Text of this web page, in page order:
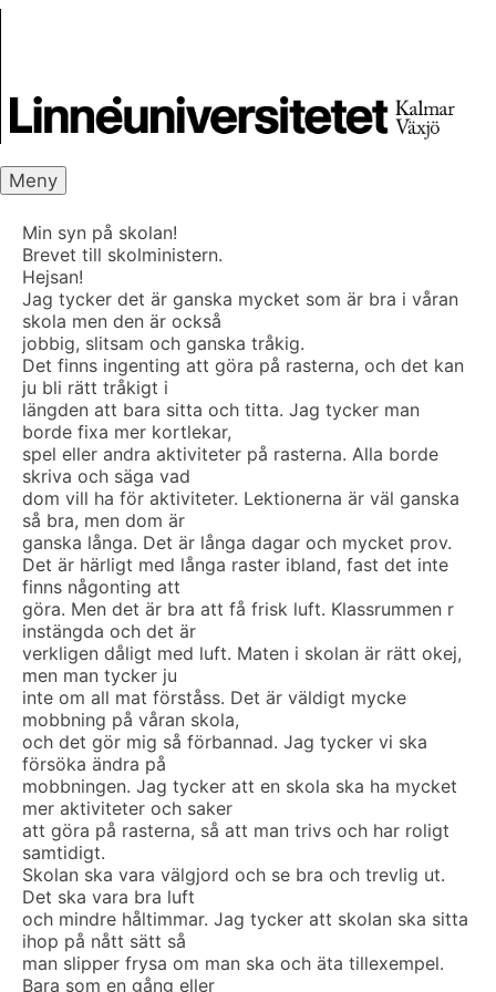
Meny
Min syn på skolan!
Brevet till skolministern.
Hejsan!
Jag tycker det är ganska mycket som är bra i våran
skola men den är också
jobbig, slitsam och ganska tråkig.
Det finns ingenting att göra på rasterna, och det kan
ju bli rätt tråkigt i
längden att bara sitta och titta. Jag tycker man
borde fixa mer kortlekar,
spel eller andra aktiviteter på rasterna. Alla borde
skriva och säga vad
dom vill ha för aktiviteter. Lektionerna är väl ganska
så bra, men dom är
ganska långa. Det är långa dagar och mycket prov.
Det är härligt med långa raster ibland, fast det inte
finns någonting att
göra. Men det är bra att få frisk luft. Klassrummen r
instängda och det är
verkligen dåligt med luft. Maten i skolan är rätt okej,
men man tycker ju
inte om all mat förståss. Det är väldigt mycke
mobbning på våran skola,
och det gör mig så förbannad. Jag tycker vi ska
försöka ändra på
mobbningen. Jag tycker att en skola ska ha mycket
mer aktiviteter och saker
att göra på rasterna, så att man trivs och har roligt
samtidigt.
Skolan ska vara välgjord och se bra och trevlig ut.
Det ska vara bra luft
och mindre håltimmar. Jag tycker att skolan ska sitta
ihop på nått sätt så
man slipper frysa om man ska och äta tillexempel.
Bara som en gång eller